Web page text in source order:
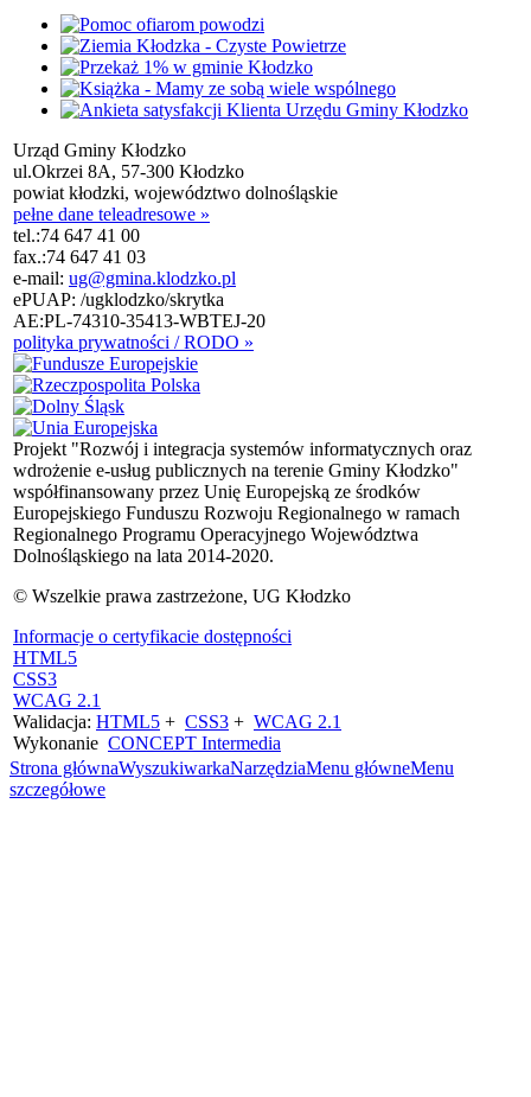
Urząd Gminy Kłodzko
ul.Okrzei 8A, 57-300 Kłodzko
powiat kłodzki, województwo dolnośląskie
pełne dane teleadresowe »
tel.:74 647 41 00
fax.:74 647 41 03
e-mail: ug@gmina.klodzko.pl
ePUAP: /ugklodzko/skrytka
AE:PL-74310-35413-WBTEJ-20
polityka prywatności / RODO »
Projekt "Rozwój i integracja systemów informatycznych oraz
wdrożenie e-usług publicznych na terenie Gminy Kłodzko"
współfinansowany przez Unię Europejską ze środków
Europejskiego Funduszu Rozwoju Regionalnego w ramach
Regionalnego Programu Operacyjnego Województwa
Dolnośląskiego na lata 2014-2020.
© Wszelkie prawa zastrzeżone, UG Kłodzko
Informacje o certyfikacie dostępności
HTML5
CSS3
WCAG 2.1
Walidacja: HTML5 + CSS3 + WCAG 2.1
Wykonanie CONCEPT Intermedia
Strona głównaWyszukiwarkaNarzędziaMenu główneMenu
szczegółowe